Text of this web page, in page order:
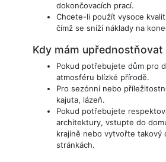
dokončovacích prací.
Chcete-li použít vysoce
čímž se sníží náklady na
Kdy mám
Pokud potřebujete dům pro
atmosféru blízké přírodě.
Pro sezónní nebo
kajuta, lázeň.
Pokud potřebujete
architektury, vstupte do
krajině nebo vytvořte takový
stránkách.